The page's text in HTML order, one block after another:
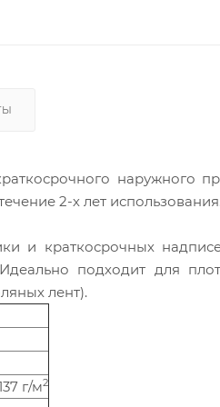
наружного
2-х лет
и краткосрочных
подходит для
лент).
г/м2